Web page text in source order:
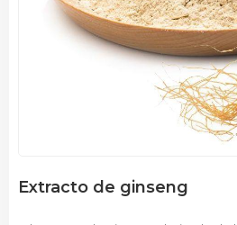
Extracto de ginseng